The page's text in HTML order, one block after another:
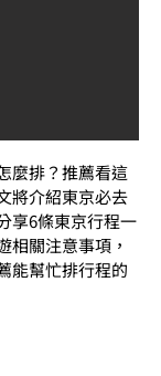
麼排？推薦看這
將介紹東京必去
享6條東京行程一
相關注意事項，
能幫忙排行程的